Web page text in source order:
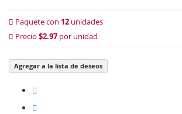
Paquete con 12 unidades
Precio $2.97 por unidad
Agregar a la lista de deseos